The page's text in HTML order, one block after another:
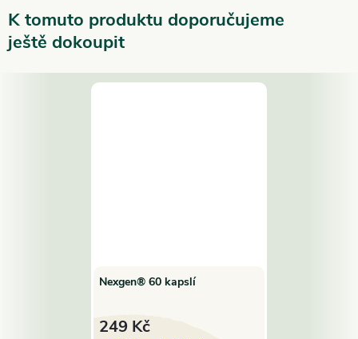
K tomuto produktu doporučujeme
ještě dokoupit
Nexgen® 60 kapslí
249 Kč